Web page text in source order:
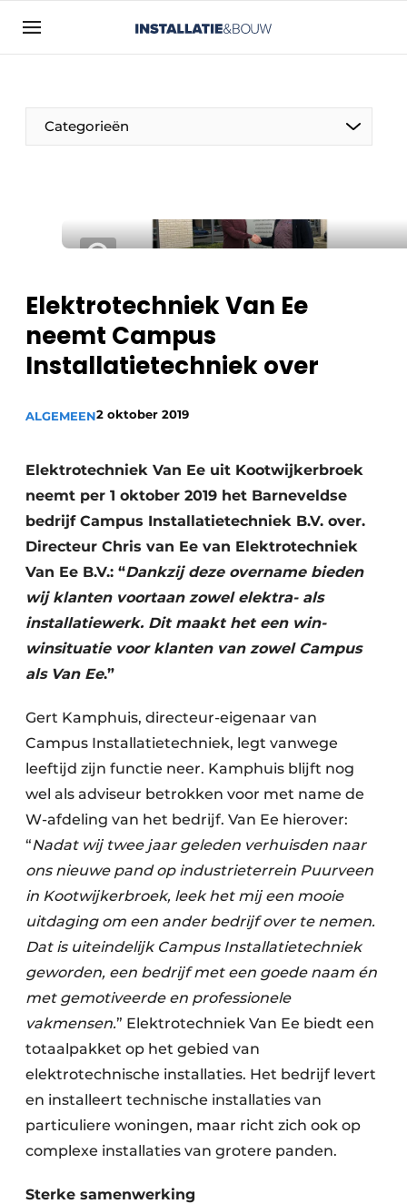
Aanmelden
Bedrijven
Contact
Installatie & Bouw | Platform over
Meest gelezen
Nieuwsbrief
Podcasts
Privacy / Cookie statement
Vacatures
Video’s
Categorieën
Elektrotechniek Van Ee
neemt Campus
Installatietechniek over
ALGEMEEN2 oktober 2019
Elektrotechniek Van Ee uit Kootwijkerbroek
neemt per 1 oktober 2019 het Barneveldse
bedrijf Campus Installatietechniek B.V. over.
Directeur Chris van Ee van Elektrotechniek
Van Ee B.V.: “Dankzij deze overname bieden
wij klanten voortaan zowel elektra- als
installatiewerk. Dit maakt het een win-
winsituatie voor klanten van zowel Campus
als Van Ee.”
Gert Kamphuis, directeur-eigenaar van
Campus Installatietechniek, legt vanwege
leeftijd zijn functie neer. Kamphuis blijft nog
wel als adviseur betrokken voor met name de
W-afdeling van het bedrijf. Van Ee hierover:
“Nadat wij twee jaar geleden verhuisden naar
ons nieuwe pand op industrieterrein Puurveen
in Kootwijkerbroek, leek het mij een mooie
uitdaging om een ander bedrijf over te nemen.
Dat is uiteindelijk Campus Installatietechniek
geworden, een bedrijf met een goede naam én
met gemotiveerde en professionele
vakmensen.” Elektrotechniek Van Ee biedt een
totaalpakket op het gebied van
elektrotechnische installaties. Het bedrijf levert
en installeert technische installaties van
particuliere woningen, maar richt zich ook op
complexe installaties van grotere panden.
Sterke samenwerking